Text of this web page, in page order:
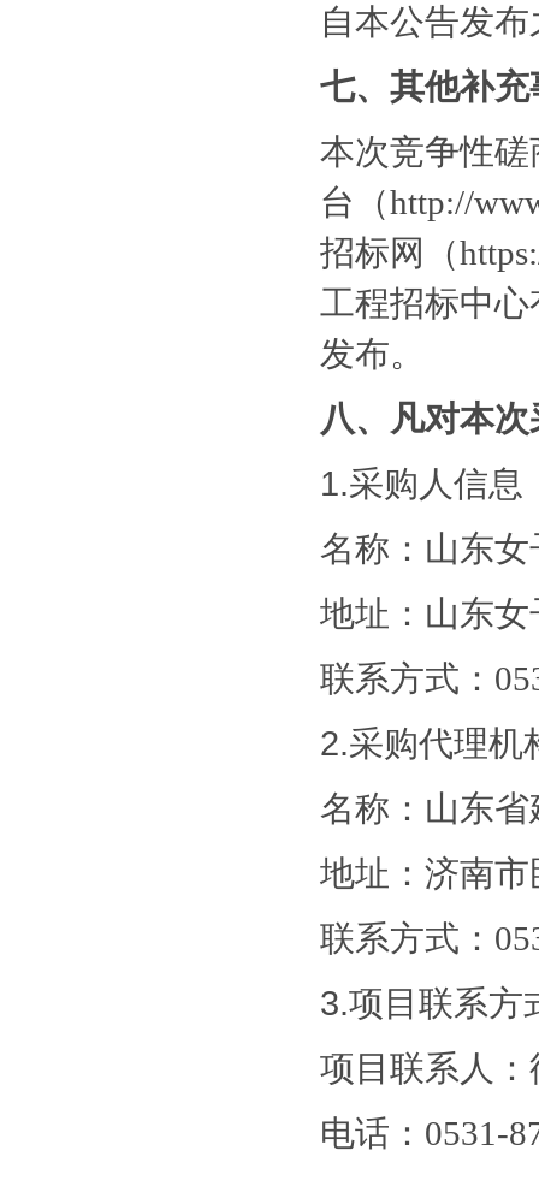
自本公告发
七、其他补充
本次竞争性
台（http://
招标网（
工程招标中心
发布。
八、凡对本
1.采购人信息
名称：山东女
地址：山东
联系方式：
2.采购代理机
名称：山东
地址：济南市
联系方式：
3.项目联系方
项目联系人
电话： 0531-